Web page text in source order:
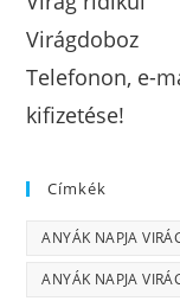
Virágdoboz
Telefonon, e-
kifizetése!
Címkék
ANYÁK NAPJA
ANYÁK NAPJA